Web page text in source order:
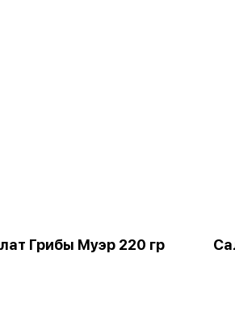
Грибы Муэр 220 гр